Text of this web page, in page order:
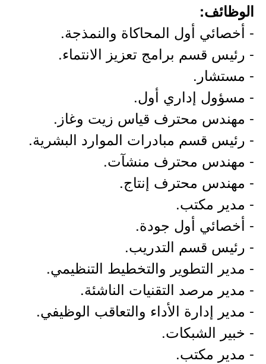
الوظائف:
- أخصائي أول المحاكاة والنمذجة.
- رئيس قسم برامج تعزيز الانتماء.
- مستشار.
- مسؤول إداري أول.
- مهندس محترف قياس زيت وغاز.
- رئيس قسم مبادرات الموارد البشرية.
- مهندس محترف منشآت.
- مهندس محترف إنتاج.
- مدير مكتب.
- أخصائي أول جودة.
- رئيس قسم التدريب.
- مدير التطوير والتخطيط التنظيمي.
- مدير مرصد التقنيات الناشئة.
- مدير إدارة الأداء والتعاقب الوظيفي.
- خبير الشبكات.
- مدير مكتب.